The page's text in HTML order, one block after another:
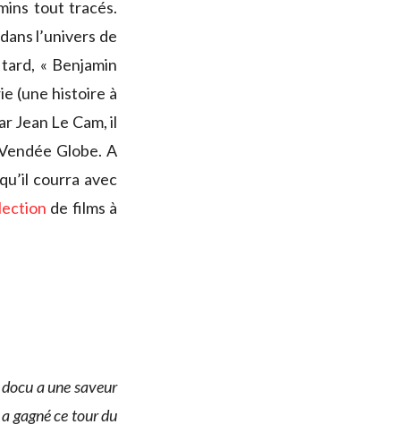
tout tracés.
l’univers de
« Benjamin
(une histoire à
Jean Le Cam, il
Globe. A
courra avec
de films à
a une saveur
gagné ce tour du